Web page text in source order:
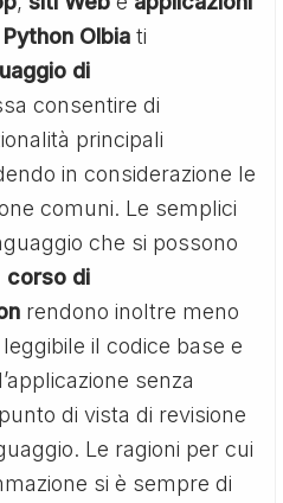
Olbiati
di
consentire di
principali
in considerazione le
comuni. Le semplici
che si possono
corso di
rendono inoltre meno
il codice base e
senza
di vista di revisione
Le ragioni per cui
si è sempre di